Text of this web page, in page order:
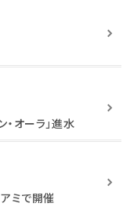
オーラ」進水
アミで開催